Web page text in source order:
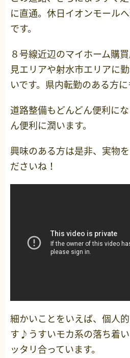
に直通。休日イオンモール
です。
８号線近辺のマイホーム購
見エリアや射水市エリアに
いです。県内転勤のある方に
道路整備もどんどん便利に
ん便利に潤います。
興味のある方は是非、実物
ださいね！
細かいことをいえば、個人
す♪うすいモカ系の落ち着
ッタリ合っています。